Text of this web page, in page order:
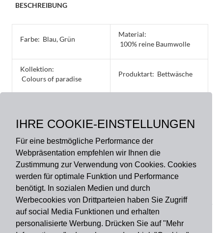
IHRE COOKIE-EINSTELLUNGEN
Für eine bestmögliche Performance der
Webpräsentation empfehlen wir Ihnen die
Zustimmung zur Verwendung von Cookies. Cookies
werden für optimale Funktion und Performance
benötigt. In sozialen Medien und durch
Werbecookies von Drittparteien haben Sie Zugriff
auf social Media Funktionen und erhalten
personalisierte Werbung. Drücken Sie auf "Mehr
BESCHREIBUNG
Farbe: Blau, Grün
Material:
100% reine Baumwolle
Kollektion:
Colours of paradise
Produktart: Bettwäsche
40 x 80 cm, 80 x 80 cm
Zahlungsart
Versandart